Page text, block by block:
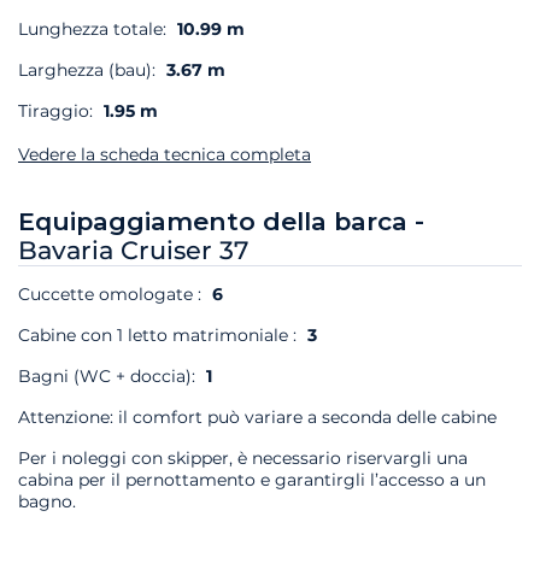
Lunghezza totale: 10.99 m
Larghezza (bau): 3.67 m
Tiraggio: 1.95 m
Vedere la scheda tecnica completa
Equipaggiamento della barca -
Bavaria Cruiser 37
Cuccette omologate : 6
Cabine con 1 letto matrimoniale : 3
Bagni (WC + doccia): 1
Attenzione: il comfort può variare a seconda delle cabine
Per i noleggi con skipper, è necessario riservargli una
cabina per il pernottamento e garantirgli l’accesso a un
bagno.